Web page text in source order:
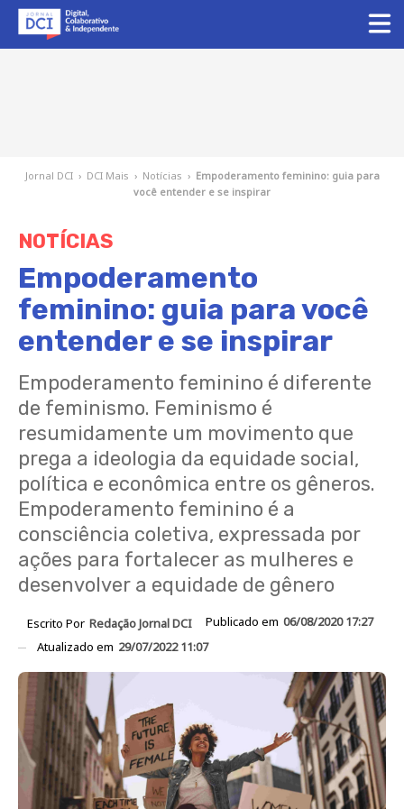
Jornal DCI › DCI Mais › Notícias › Empoderamento feminino: guia para
você entender e se inspirar
NOTÍCIAS
Empoderamento
feminino: guia para você
entender e se inspirar
Empoderamento feminino é diferente
de feminismo. Feminismo é
resumidamente um movimento que
prega a ideologia da equidade social,
política e econômica entre os gêneros.
Empoderamento feminino é a
consciência coletiva, expressada por
ações para fortalecer as mulheres e
desenvolver a equidade de gênero
Escrito Por Redação Jornal DCI Publicado em 06/08/2020 17:27
Atualizado em 29/07/2022 11:07